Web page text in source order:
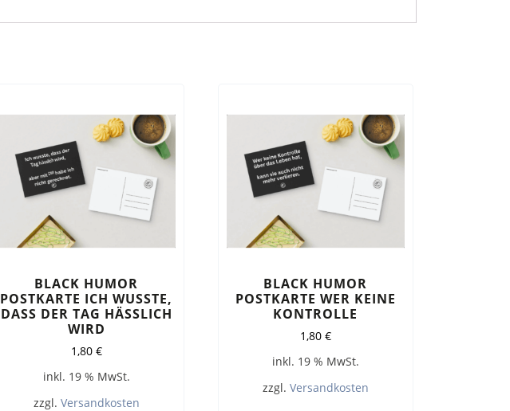
BLACK HUMOR
POSTKARTE ICH WUSSTE,
DASS DER TAG HÄSSLICH
WIRD
1,80 €
inkl. 19 % MwSt.
zzgl. Versandkosten
BLACK HUMOR
POSTKARTE WER KEINE
KONTROLLE
1,80 €
inkl. 19 % MwSt.
zzgl. Versandkosten